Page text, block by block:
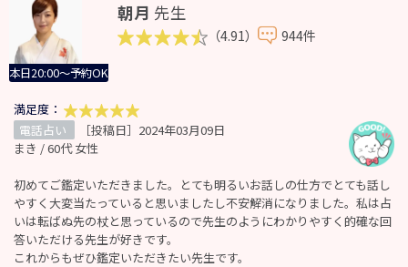
本日20:00～予約OK
朝月 先生
（4.91） 944件
満足度：
電話占い
［投稿日］2024年03月09日
まき / 60代 女性
初めてご鑑定いただきました。とても明るいお話しの仕方でとても話し
やすく大変当たっていると思いましたし不安解消になりました。私は占
いは転ばぬ先の杖と思っているので先生のようにわかりやすく的確な回
答いただける先生が好きです。
これからもぜひ鑑定いただきたい先生です。